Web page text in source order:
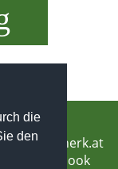
die
den
herk.at
auf Facebook